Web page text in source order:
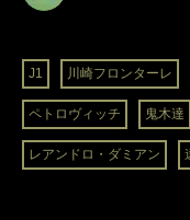
J1 川崎フロンターレ
ペトロヴィッチ 鬼木達
レアンドロ・ダミアン